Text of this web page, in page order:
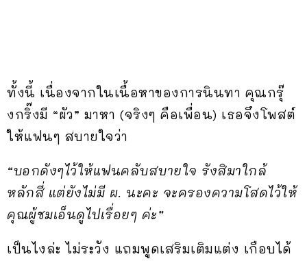
ทั้งนี้ เนื่องจากในเนื้อหาของการนินทา คุณกรุ๊
งกริ๊งมี “ผัว” มาหา (จริงๆ คือเพื่อน) เธอจึงโพสต์
ให้แฟนๆ สบายใจว่า
“บอกดังๆไว้ให้แฟนคลับสบายใจ รังสิมาใกล้
หลักสี่ แต่ยังไม่มี ผ. นะคะ จะครองความโสดไว้ให้
คุณผู้ชมเอ็นดูไปเรื่อยๆ ค่ะ”
เป็นไงล่ะ ไม่ระวัง แถมพูดเสริมเติมแต่ง เกือบได้